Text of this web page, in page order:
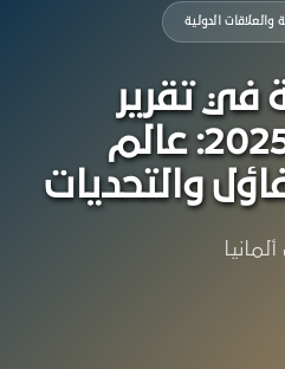
والعلاقات الدولية
في تقرير
ميونيخ للأمن 2025: عالم
والتحديات